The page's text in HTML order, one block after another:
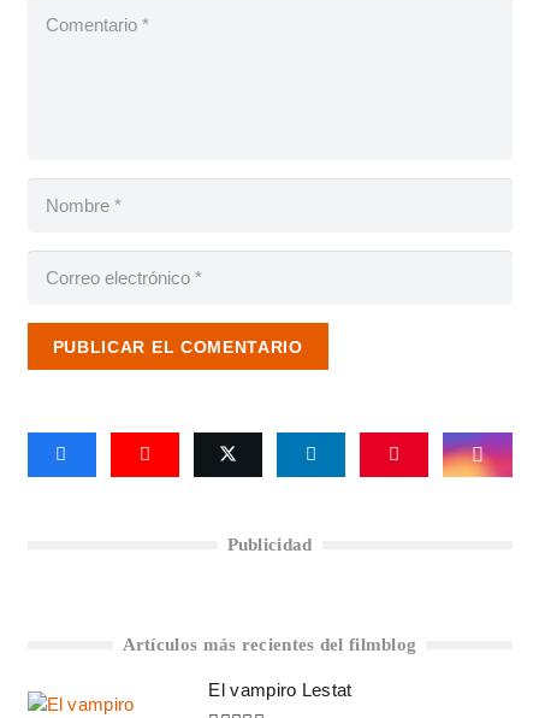
PUBLICAR EL COMENTARIO
Publicidad
Artículos más recientes del filmblog
El vampiro Lestat